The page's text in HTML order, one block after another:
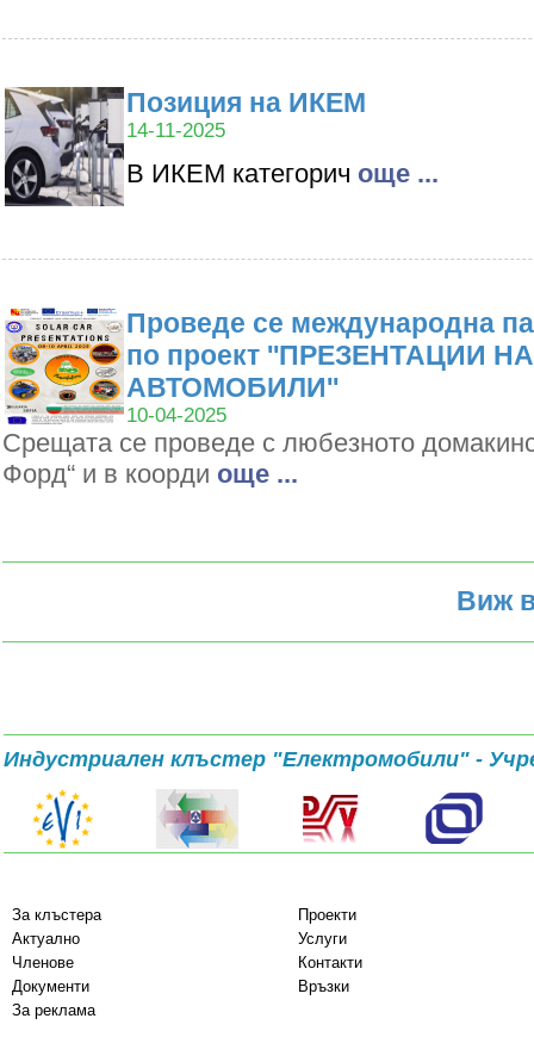
Позиция на ИКЕМ
14-11-2025
В ИКЕМ категорич oще ...
Проведе се международна
по проект ''ПРЕЗЕНТАЦИИ
АВТОМОБИЛИ''
10-04-2025
Срещата се проведе с любезното
Форд“ и в коорди oще ...
Виж
Индустриален клъстер "Електромобили" -
За клъстера
Проекти
Актуално
Услуги
Членове
Контакти
Документи
Връзки
За реклама